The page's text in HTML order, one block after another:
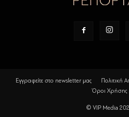
Εγγραφείτε στο newsletter μας Πολιτική
Όροι Χρήσης
© VIP Media